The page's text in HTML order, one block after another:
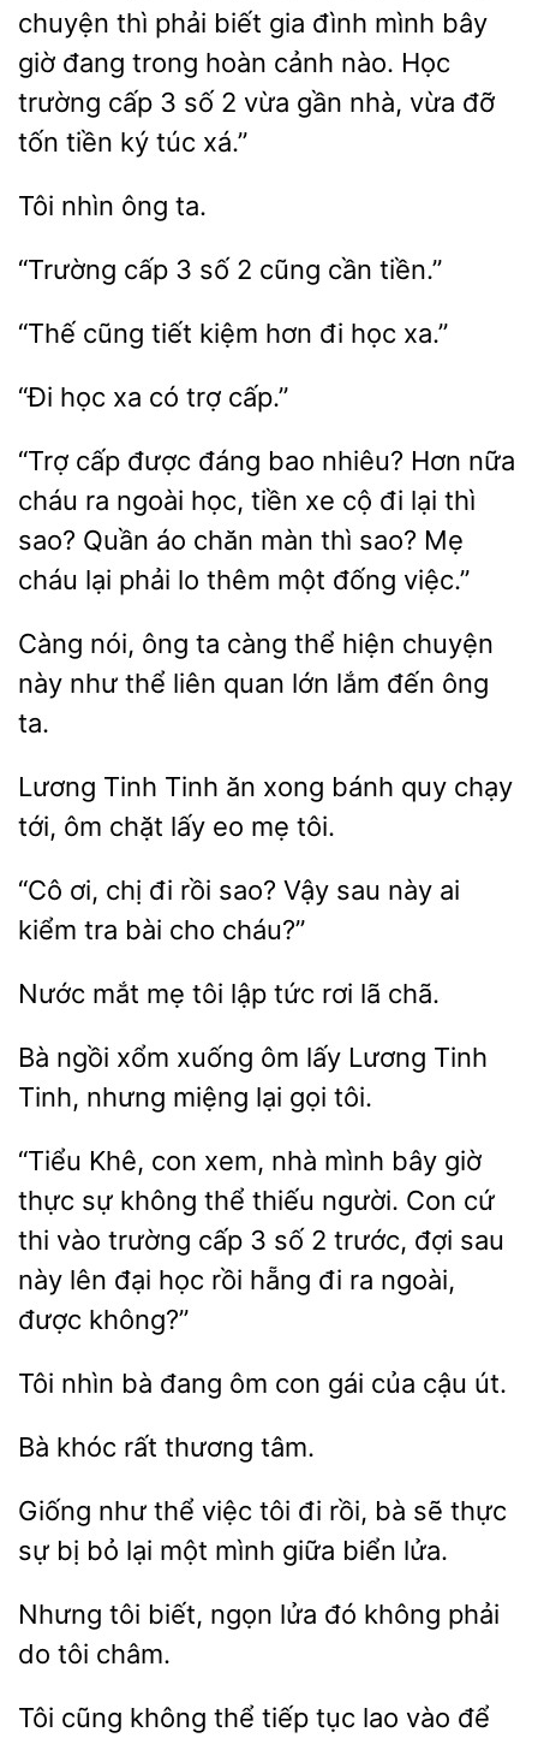
chuyện thì
biết gia đình mình bây
giờ đang trong hoàn cảnh nào.
trường cấp 3 số 2 vừa gần nhà, vừa đỡ
tốn tiền ký
xá.”
ta.
“Trường cấp 3 số 2
“Thế cũng tiết hơn đi
có trợ cấp.”
“Trợ cấp được đáng bao nhiêu? Hơn
cháu ra ngoài học, tiền xe cộ đi lại thì
sao? Quần áo chăn màn thì sao? Mẹ
cháu lại phải lo thêm một
nói, ông ta càng thể hiện chuyện
này
thể liên quan lớn lắm đến ông
Lương Tinh Tinh ăn xong bánh quy chạy
chặt lấy eo mẹ
“Cô
chị đi rồi sao? Vậy sau này
kiểm tra bài cho
Nước mắt mẹ lập tức chã.
Bà ngồi xổm xuống
Lương Tinh
Tinh, nhưng miệng
gọi tôi.
“Tiểu Khê, con xem, nhà mình bây
thực sự không thể thiếu người. Con cứ
thi vào trường cấp 3 số 2
đợi sau
này lên đại
rồi hẵng đi ra ngoài,
được không?”
Tôi bà đang ôm gái của cậu
Bà khóc
Giống như thể việc tôi đi rồi, bà sẽ thực
bỏ lại một mình
biển lửa.
Nhưng tôi ngọn lửa
không
do tôi châm.
Tôi cũng không thể tục
vào để